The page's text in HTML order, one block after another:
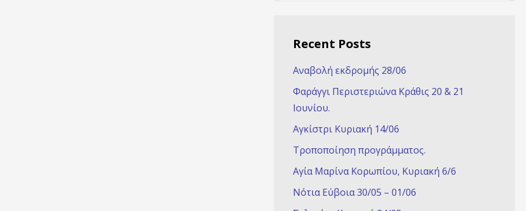
Recent Posts
Αναβολή εκδρομής 28/06
Φαράγγι Περιστεριώνα Κράθις 20 & 21
Ioυνίου.
Αγκίστρι Κυριακή 14/06
Τροποποίηση προγράμματος.
Αγία Μαρίνα Κορωπίου, Κυριακή 6/6
Νότια Εύβοια 30/05 – 01/06